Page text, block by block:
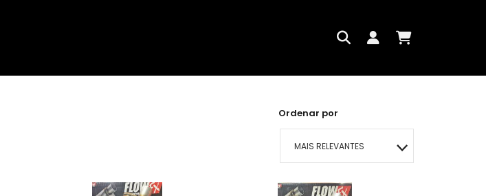
Ordenar por
MAIS RELEVANTES
MAIS VENDIDOS